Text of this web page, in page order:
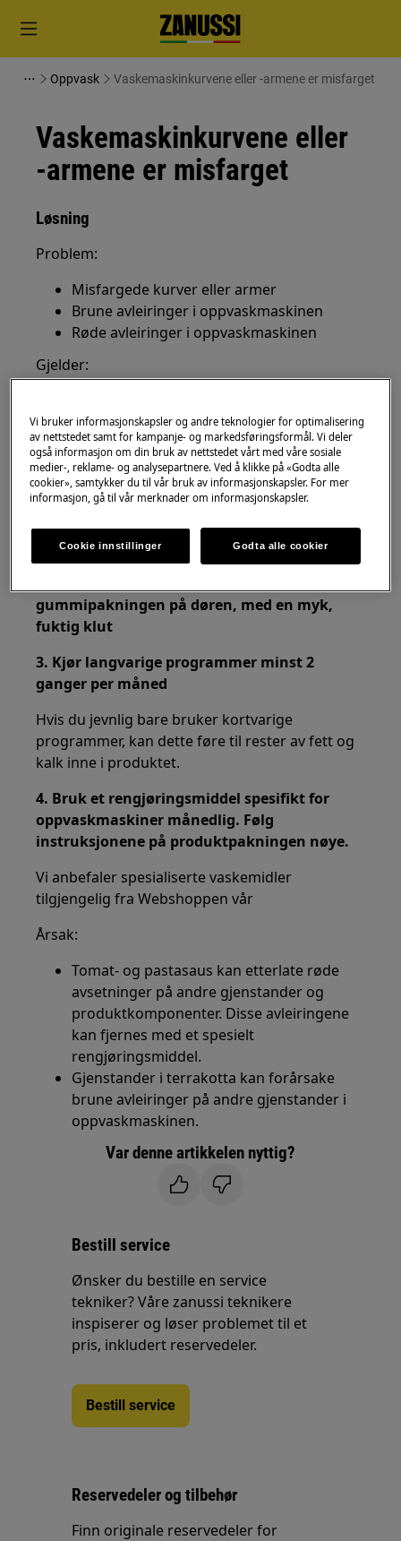
Oppvask Vaskemaskinkurvene eller -armene er misfarget
Vaskemaskinkurvene eller
-armene er misfarget
Løsning
Problem:
Misfargede kurver eller armer
Brune avleiringer i oppvaskmaskinen
Røde avleiringer i oppvaskmaskinen
Gjelder:
integrert oppvaskmaskin
Løsning:
1. Undersøk avløpet.
Kontroller for store rester/avleiringer og fjern
dem
gummipakningen på døren, med en myk,
fuktig klut
3. Kjør langvarige programmer minst 2
ganger per måned
Hvis du jevnlig bare bruker kortvarige
programmer, kan dette føre til rester av fett og
kalk inne i produktet.
4. Bruk et rengjøringsmiddel spesifikt for
oppvaskmaskiner månedlig. Følg
instruksjonene på produktpakningen nøye.
Vi anbefaler spesialiserte vaskemidler
tilgjengelig fra Webshoppen vår
Årsak:
Tomat- og pastasaus kan etterlate røde
avsetninger på andre gjenstander og
produktkomponenter. Disse avleiringene
kan fjernes med et spesielt
rengjøringsmiddel.
Gjenstander i terrakotta kan forårsake
brune avleiringer på andre gjenstander i
oppvaskmaskinen.
Var denne artikkelen nyttig?
Bestill service
Ønsker du bestille en service
tekniker? Våre zanussi teknikere
inspiserer og løser problemet til et
pris, inkludert reservedeler.
Bestill service
Reservedeler og tilbehør
Finn originale reservedeler for
Vi bruker informasjonskapsler og andre teknologier for optimalisering
av nettstedet samt for kampanje- og markedsføringsformål. Vi deler
også informasjon om din bruk av nettstedet vårt med våre sosiale
medier-, reklame- og analysepartnere. Ved å klikke på «Godta alle
cookier», samtykker du til vår bruk av informasjonskapsler. For mer
informasjon, gå til vår merknader om informasjonskapsler.
Cookie innstillinger Godta alle cookier